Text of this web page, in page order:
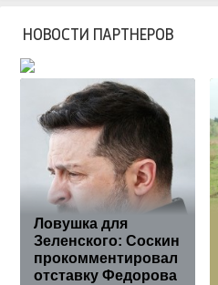
НОВОСТИ ПАРТНЕРОВ
Ловушка для
Зеленского: Соскин
прокомментировал
отставку Федорова